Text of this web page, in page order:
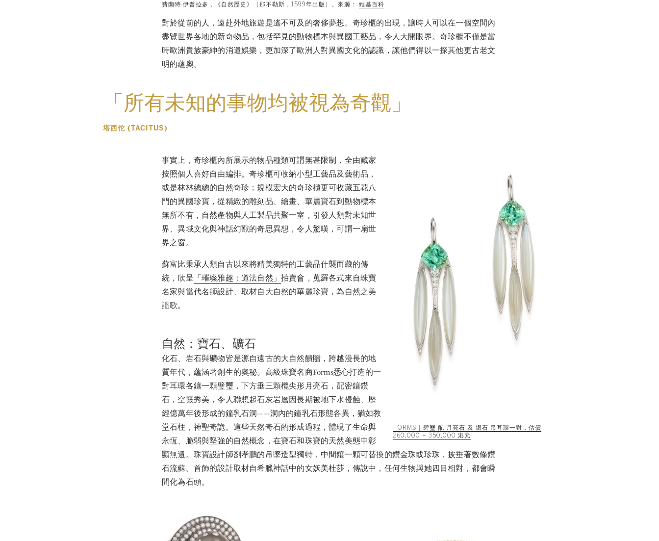
費蘭特·伊普拉多，《自然歷史》（那不勒斯，1599年出版）。來源： 維基百科
對於從前的人，遠赴外地旅遊是遙不可及的奢侈夢想。奇珍櫃的出現，讓時人可以在一個空間內
盡覽世界各地的新奇物品，包括罕見的動物標本與異國工藝品，令人大開眼界。奇珍櫃不僅是當
時歐洲貴族豪紳的消遣娛樂，更加深了歐洲人對異國文化的認識，讓他們得以一探其他更古老文
明的蘊奧。
「所有未知的事物均被視為奇觀」
塔西佗 (TACITUS)
FORMS | 碧璽 配 月亮石 及 鑽石 吊耳環一對，估價
260,000 – 350,000 港元
事實上，奇珍櫃內所展示的物品種類可謂無甚限制，全由藏家
按照個人喜好自由編排。奇珍櫃可收納小型工藝品及藝術品，
或是林林總總的自然奇珍；規模宏大的奇珍櫃更可收藏五花八
門的異國珍寶，從精緻的雕刻品、繪畫、華麗寶石到動物標本
無所不有，自然產物與人工製品共聚一室，引發人類對未知世
界、異域文化與神話幻獸的奇思異想，令人驚嘆，可謂一扇世
界之窗。
蘇富比秉承人類自古以來將精美獨特的工藝品什襲而藏的傳
統，欣呈 「璀璨雅趣：道法自然」拍賣會，蒐羅各式來自珠寶
名家與當代名師設計、取材自大自然的華麗珍寶，為自然之美
謳歌。
自然：寶石、礦石
化石、岩石與礦物皆是源自遠古的大自然饋贈，跨越漫長的地
質年代，蘊涵著創生的奧秘。高級珠寶名商Forms悉心打造的一
對耳環各鑲一顆璧璽，下方垂三顆欖尖形月亮石，配密鑲鑽
石，空靈秀美，令人聯想起石灰岩層因長期被地下水侵蝕、歷
經億萬年後形成的鐘乳石洞——洞內的鐘乳石形態各異，猶如教
堂石柱，神聖奇詭。這些天然奇石的形成過程，體現了生命與
永恆、脆弱與堅強的自然概念，在寶石和珠寶的天然美態中彰
顯無遺。珠寶設計師劉孝鵬的吊墜造型獨特，中間鑲一顆可替換的鑽金珠或珍珠，披垂著數條鑽
石流蘇。首飾的設計取材自希臘神話中的女妖美杜莎，傳說中，任何生物與她四目相對，都會瞬
間化為石頭。